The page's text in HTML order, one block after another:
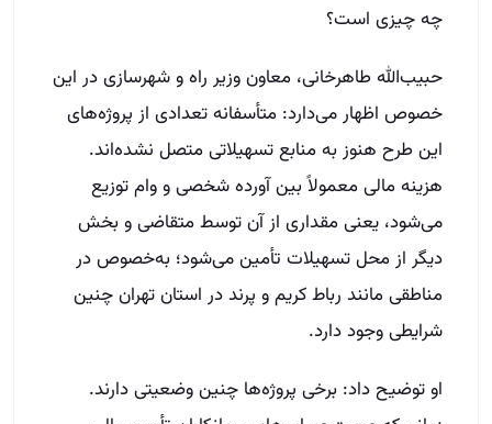
چه چیزی است؟
حبیب‌الله طاهرخانی، معاون وزیر راه و شهرسازی در این
خصوص اظهار می‌دارد: متأسفانه تعدادی از پروژه‌های
این طرح هنوز به منابع تسهیلاتی متصل نشده‌اند.
هزینه مالی معمولاً بین آورده شخصی و وام توزیع
می‌شود، یعنی مقداری از آن توسط متقاضی و بخش
دیگر از محل تسهیلات تأمین می‌شود؛ به‌خصوص در
مناطقی مانند رباط کریم و پرند در استان تهران چنین
شرایطی وجود دارد.
او توضیح داد: برخی پروژه‌ها چنین وضعیتی دارند.